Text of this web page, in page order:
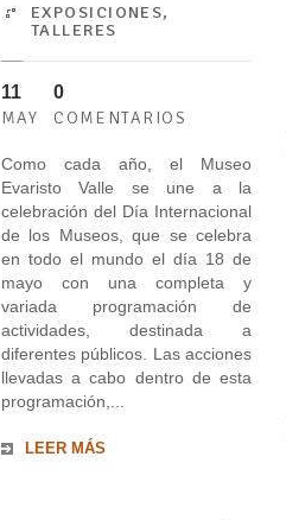
EXPOSICIONES,
TALLERES
11
MAY
0
COMENTARIOS
Como cada año, el Museo
Evaristo Valle se une a la
celebración del Día Internacional
de los Museos, que se celebra
en todo el mundo el día 18 de
mayo con una completa y
variada programación de
actividades, destinada a
diferentes públicos. Las acciones
llevadas a cabo dentro de esta
programación,...
LEER MÁS